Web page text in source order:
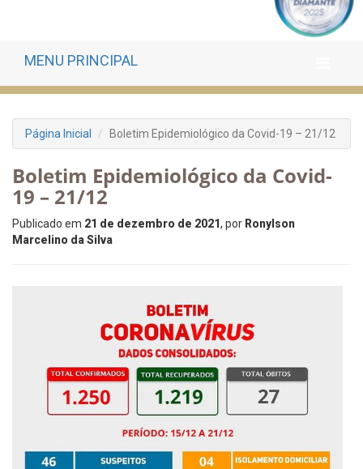
MENU PRINCIPAL
Página Inicial Boletim Epidemiológico da Covid-19 – 21/12
Boletim Epidemiológico da Covid-
19 – 21/12
Publicado em 21 de dezembro de 2021, por Ronylson
Marcelino da Silva